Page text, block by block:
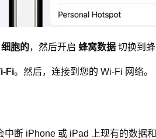
细胞的，然后开启 蜂窝数据 切换到
Fi。然后，连接到您的 Wi-Fi 网络。
断 iPhone 或 iPad 上现有的数据